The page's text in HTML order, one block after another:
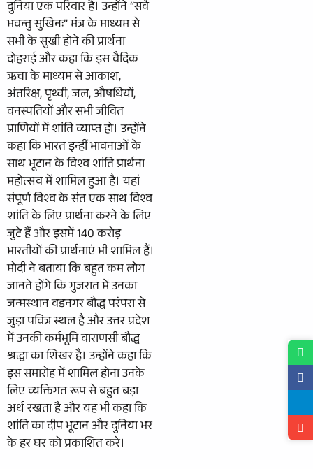
दुनिया एक परिवार है। उन्होंने “सर्वे
भवन्तु सुखिनः” मंत्र के माध्यम से
सभी के सुखी होने की प्रार्थना
दोहराई और कहा कि इस वैदिक
ऋचा के माध्यम से आकाश,
अंतरिक्ष, पृथ्वी, जल, औषधियों,
वनस्पतियों और सभी जीवित
प्राणियों में शांति व्याप्त हो। उन्होंने
कहा कि भारत इन्हीं भावनाओं के
साथ भूटान के विश्व शांति प्रार्थना
महोत्सव में शामिल हुआ है। यहां
संपूर्ण विश्व के संत एक साथ विश्व
शांति के लिए प्रार्थना करने के लिए
जुटे हैं और इसमें 140 करोड़
भारतीयों की प्रार्थनाएं भी शामिल हैं।
मोदी ने बताया कि बहुत कम लोग
जानते होंगे कि गुजरात में उनका
जन्मस्थान वडनगर बौद्ध परंपरा से
जुड़ा पवित्र स्थल है और उत्तर प्रदेश
में उनकी कर्मभूमि वाराणसी बौद्ध
श्रद्धा का शिखर है। उन्होंने कहा कि
इस समारोह में शामिल होना उनके
लिए व्यक्तिगत रूप से बहुत बड़ा
अर्थ रखता है और यह भी कहा कि
शांति का दीप भूटान और दुनिया भर
के हर घर को प्रकाशित करे।